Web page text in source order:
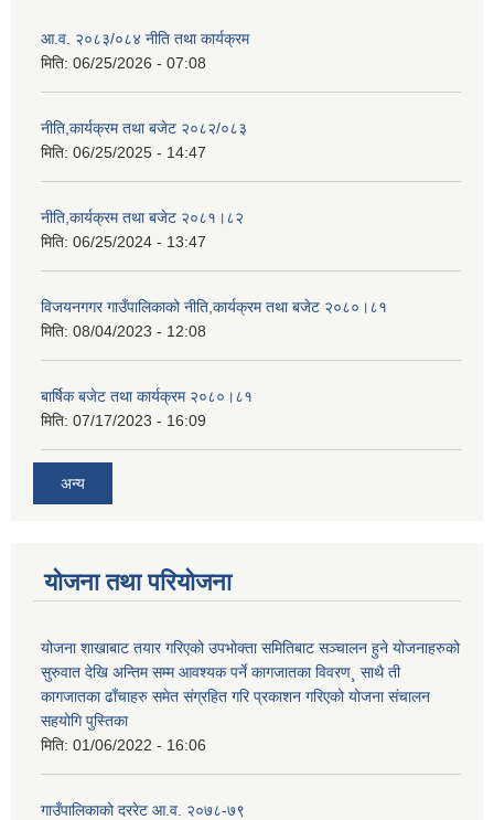
आ.व. २०८३/०८४ नीति तथा कार्यक्रम
मिति: 06/25/2026 - 07:08
नीति,कार्यक्रम तथा बजेट २०८२/०८३
मिति: 06/25/2025 - 14:47
नीति,कार्यक्रम तथा बजेट २०८१।८२
मिति: 06/25/2024 - 13:47
विजयनगगर गाउँपालिकाको नीति,कार्यक्रम तथा बजेट २०८०।८१
मिति: 08/04/2023 - 12:08
बार्षिक बजेट तथा कार्यक्रम २०८०।८१
मिति: 07/17/2023 - 16:09
अन्य
योजना तथा परियोजना
योजना शाखाबाट तयार गरिएको उपभोक्ता समितिबाट सञ्चालन हुने योजनाहरुको
सुरुवात देखि अन्तिम सम्म आवश्यक पर्ने कागजातका विवरण¸ साथै ती
कागजातका ढाँचाहरु समेत संग्रहित गरि प्रकाशन गरिएको योजना संचालन
सहयोगि पुस्तिका
मिति: 01/06/2022 - 16:06
गाउँपालिकाको दररेट आ.व. २०७८-७९